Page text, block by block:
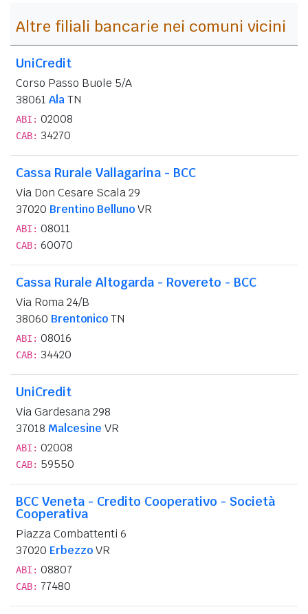
Altre filiali bancarie nei comuni vicini
UniCredit
Corso Passo Buole 5/A
38061 AlaTN
ABI: 02008
CAB: 34270
Cassa Rurale Vallagarina - BCC
Via Don Cesare Scala 29
37020 Brentino BellunoVR
ABI: 08011
CAB: 60070
Cassa Rurale Altogarda - Rovereto - BCC
Via Roma 24/B
38060 BrentonicoTN
ABI: 08016
CAB: 34420
UniCredit
Via Gardesana 298
37018 Malcesine VR
ABI: 02008
CAB: 59550
BCC Veneta - Credito Cooperativo - Società
Cooperativa
Piazza Combattenti 6
37020 ErbezzoVR
ABI: 08807
CAB: 77480